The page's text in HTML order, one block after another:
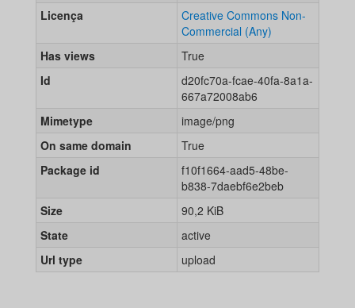
Licença
Creative Commons Non-
Commercial (Any)
Has views
True
Id
d20fc70a-fcae-40fa-8a1a-
667a72008ab6
Mimetype
image/png
On same domain
True
Package id
f10f1664-aad5-48be-
b838-7daebf6e2beb
Size
90,2 KiB
State
active
Url type
upload